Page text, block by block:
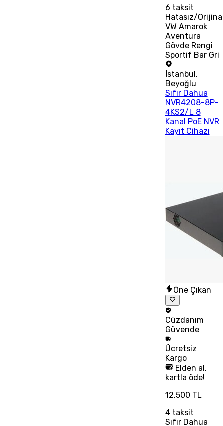
6 taksit
Hatasız/
VW Amarok
Aventura
Gövde Rengi
Sportif Bar Gri
İstanbul,
Beyoğlu
Sıfır Dahua
NVR4208-8P-
4KS2/L 8
Kanal PoE NVR
Kayıt Cihazı
Öne Çıkan
Cüzdanım
Güvende
Ücretsiz
Kargo
Elden al,
kartla öde!
12.500 TL
4taksit
Sıfır Dahua